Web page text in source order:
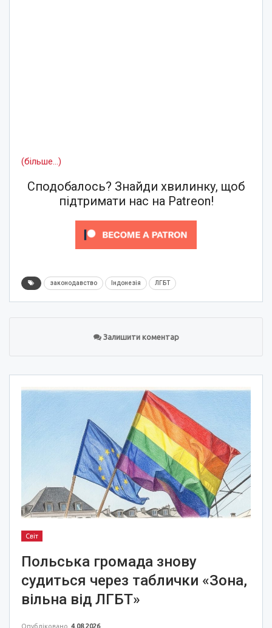
(більше…)
Сподобалось? Знайди хвилинку, щоб
підтримати нас на Patreon!
законодавство Індонезія ЛГБТ
Залишити коментар
Світ
Польська громада знову
судиться через таблички «Зона,
вільна від ЛГБТ»
Опубліковано 4.08.2026